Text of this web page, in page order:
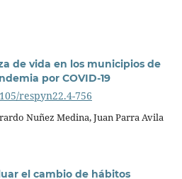
de vida en los municipios de
por COVID-19
respyn22.4-756
Nuñez Medina, Juan Parra Avila
el cambio de hábitos